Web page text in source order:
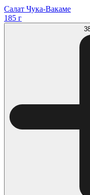
Салат Чука-Вакаме
185 г